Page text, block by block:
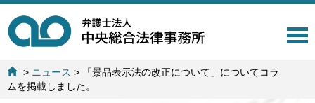
T
> ニュース >
「景品表示法の改正について」についてコラ
ムを掲載しました。